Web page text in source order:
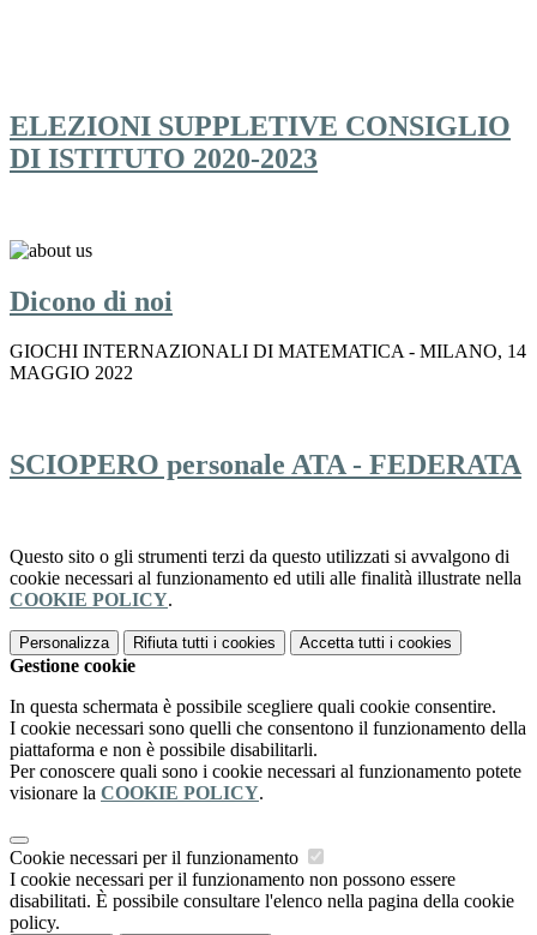
ELEZIONI SUPPLETIVE CONSIGLIO
DI ISTITUTO 2020-2023
Dicono di noi
GIOCHI INTERNAZIONALI DI MATEMATICA - MILANO, 14
MAGGIO 2022
SCIOPERO personale ATA - FEDERATA
Questo sito o gli strumenti terzi da questo utilizzati si avvalgono di
cookie necessari al funzionamento ed utili alle finalità illustrate nella
COOKIE POLICY.
Personalizza Rifiuta tutti i cookies Accetta tutti i cookies
Gestione cookie
In questa schermata è possibile scegliere quali cookie consentire.
I cookie necessari sono quelli che consentono il funzionamento della
piattaforma e non è possibile disabilitarli.
Per conoscere quali sono i cookie necessari al funzionamento potete
visionare la COOKIE POLICY.
Cookie necessari per il funzionamento
I cookie necessari per il funzionamento non possono essere
disabilitati. È possibile consultare l'elenco nella pagina della cookie
policy.